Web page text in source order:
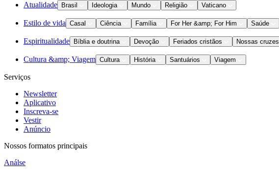
Atualidade Brasil Ideologia Mundo Religião Vaticano
Estilo de vida Casal Ciência Família For Her &amp; For Him Saúde
Espiritualidade Bíblia e doutrina Devoção Feriados cristãos Nossas cruzes
Cultura &amp; Viagem Cultura História Santuários Viagem
Serviços
Newsletter
Aplicativo
Inscreva-se
Vestir
Anúncio
Nossos formatos principais
Análse